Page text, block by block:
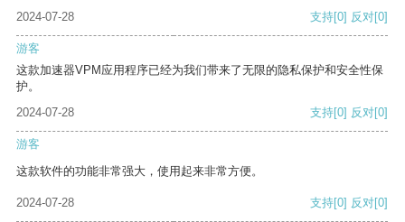
2024-07-28 支持[0] 反对[0]
游客
这款加速器VPM应用程序已经为我们带来了无限的隐私保护和安全性保
护。
2024-07-28
支持[0] 反对[0]
游客
这款软件的功能非常强大，使用起来非常方便。
2024-07-28 支持[0] 反对[0]